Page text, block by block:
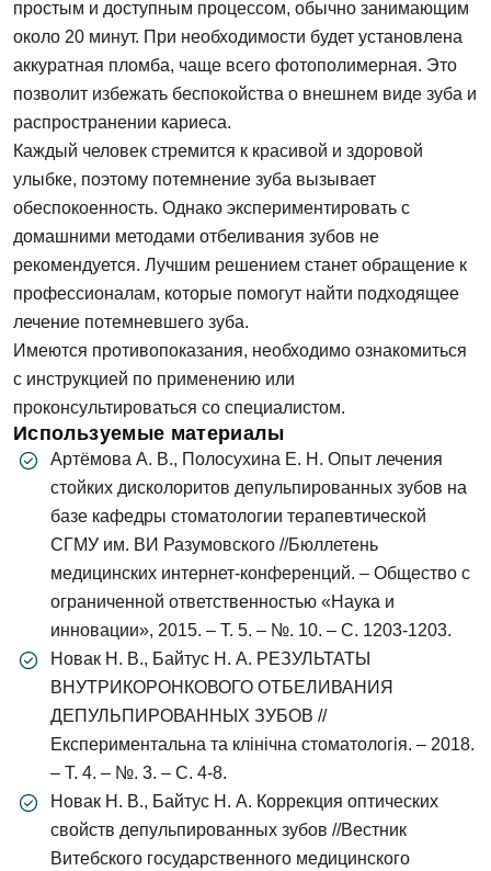
простым и доступным процессом, обычно занимающим
около 20 минут. При необходимости будет установлена
аккуратная пломба, чаще всего фотополимерная. Это
позволит избежать беспокойства о внешнем виде зуба и
распространении кариеса.
Каждый человек стремится к красивой и здоровой
улыбке, поэтому потемнение зуба вызывает
обеспокоенность. Однако экспериментировать с
домашними методами отбеливания зубов не
рекомендуется. Лучшим решением станет обращение к
профессионалам, которые помогут найти подходящее
лечение потемневшего зуба.
Имеются противопоказания, необходимо ознакомиться
с инструкцией по применению или
проконсультироваться со специалистом.
Используемые материалы
Артёмова А. В., Полосухина Е. Н. Опыт лечения
стойких дисколоритов депульпированных зубов на
базе кафедры стоматологии терапевтической
СГМУ им. ВИ Разумовского //Бюллетень
медицинских интернет-конференций. – Общество с
ограниченной ответственностью «Наука и
инновации», 2015. – Т. 5. – №. 10. – С. 1203-1203.
Новак Н. В., Байтус Н. А. РЕЗУЛЬТАТЫ
ВНУТРИКОРОНКОВОГО ОТБЕЛИВАНИЯ
ДЕПУЛЬПИРОВАННЫХ ЗУБОВ //
Експериментальна та клінічна стоматологія. – 2018.
– Т. 4. – №. 3. – С. 4-8.
Новак Н. В., Байтус Н. А. Коррекция оптических
свойств депульпированных зубов //Вестник
Витебского государственного медицинского